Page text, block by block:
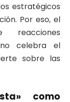
estratégicos
Por eso, el
reacciones
celebra el
sobre las
como